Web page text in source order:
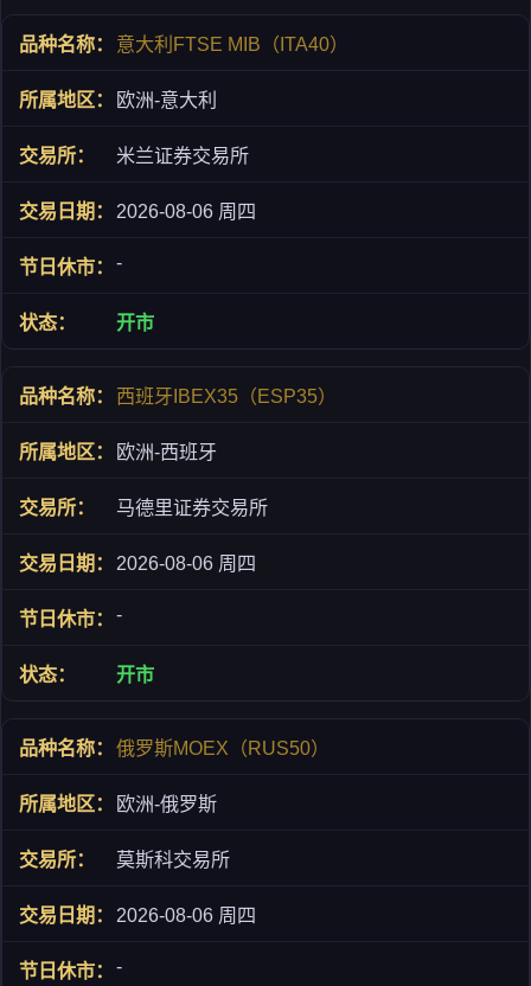
意大利FTSE MIB（ITA40）
欧洲-意大利
米兰证券交易所
2026-08-06 周四
-
开市
西班牙IBEX35（ESP35）
欧洲-西班牙
马德里证券交易所
2026-08-06 周四
-
开市
俄罗斯MOEX（RUS50）
欧洲-俄罗斯
莫斯科交易所
2026-08-06 周四
-